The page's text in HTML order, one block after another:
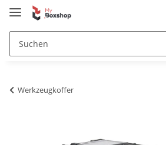
Werkzeugkoffer